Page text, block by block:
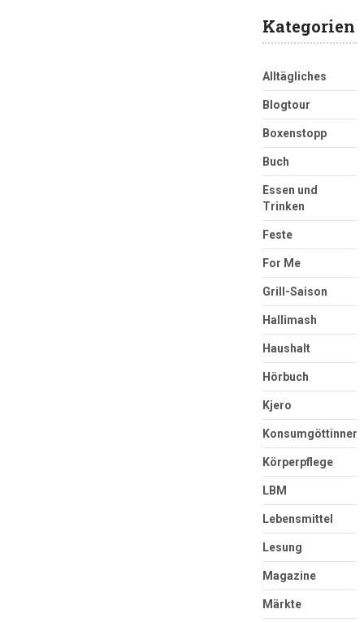
Kategorien
Alltägliches
Blogtour
Boxenstopp
Buch
Essen und
Trinken
Feste
For Me
Grill-Saison
Hallimash
Haushalt
Hörbuch
Kjero
Konsumgöttinnen
Körperpflege
LBM
Lebensmittel
Lesung
Magazine
Märkte